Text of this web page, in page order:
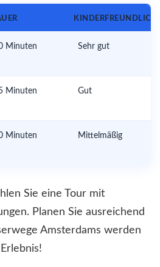
Minuten Sehr gut
Minuten Gut
Minuten Mittelmäßig
Sie eine Tour mit
Planen Sie ausreichend
Amsterdams werden